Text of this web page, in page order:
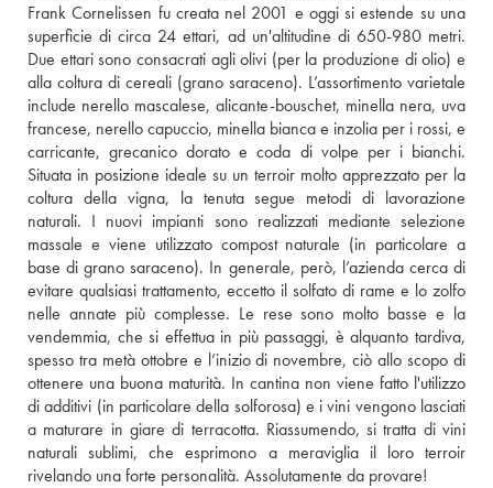
Frank Cornelissen fu creata nel 2001 e oggi si estende su una
superficie di circa 24 ettari, ad un'altitudine di 650-980 metri.
Due ettari sono consacrati agli olivi (per la produzione di olio) e
alla coltura di cereali (grano saraceno). L’assortimento varietale
include nerello mascalese, alicante-bouschet, minella nera, uva
francese, nerello capuccio, minella bianca e inzolia per i rossi, e
carricante, grecanico dorato e coda di volpe per i bianchi.
Situata in posizione ideale su un terroir molto apprezzato per la
coltura della vigna, la tenuta segue metodi di lavorazione
naturali. I nuovi impianti sono realizzati mediante selezione
massale e viene utilizzato compost naturale (in particolare a
base di grano saraceno). In generale, però, l’azienda cerca di
evitare qualsiasi trattamento, eccetto il solfato di rame e lo zolfo
nelle annate più complesse. Le rese sono molto basse e la
vendemmia, che si effettua in più passaggi, è alquanto tardiva,
spesso tra metà ottobre e l’inizio di novembre, ciò allo scopo di
ottenere una buona maturità. In cantina non viene fatto l'utilizzo
di additivi (in particolare della solforosa) e i vini vengono lasciati
a maturare in giare di terracotta. Riassumendo, si tratta di vini
naturali sublimi, che esprimono a meraviglia il loro terroir
rivelando una forte personalità. Assolutamente da provare!